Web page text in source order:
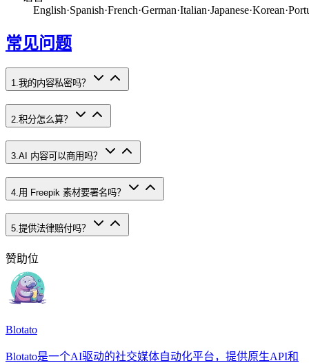
English·Spanish·French·German·Italian·Japanese·Korean·
常见问题
1.我的内容私密吗？
2.积分怎么算？
3 AI 内容可以商用吗？
4 用 Freepik 素材要署名吗？
5.提供法律赔付吗？
赞助位
Blotato
Blotato是一个AI驱动的社交媒体自动化平台，提供原生API和